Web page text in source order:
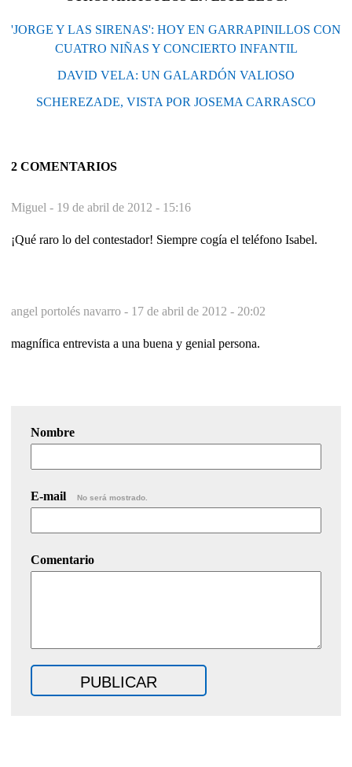
'JORGE Y LAS SIRENAS': HOY EN GARRAPINILLOS CON
CUATRO NIÑAS Y CONCIERTO INFANTIL
DAVID VELA: UN GALARDÓN VALIOSO
SCHEREZADE, VISTA POR JOSEMA CARRASCO
2 COMENTARIOS
Miguel - 19 de abril de 2012 - 15:16
¡Qué raro lo del contestador! Siempre cogía el teléfono Isabel.
angel portolés navarro - 17 de abril de 2012 - 20:02
magnífica entrevista a una buena y genial persona.
Nombre
E-mail No será mostrado.
Comentario